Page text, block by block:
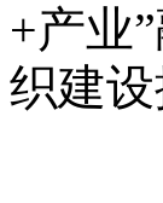
+产业
织建